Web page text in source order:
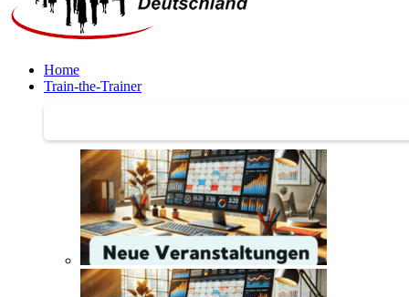
Home
Train-the-Trainer